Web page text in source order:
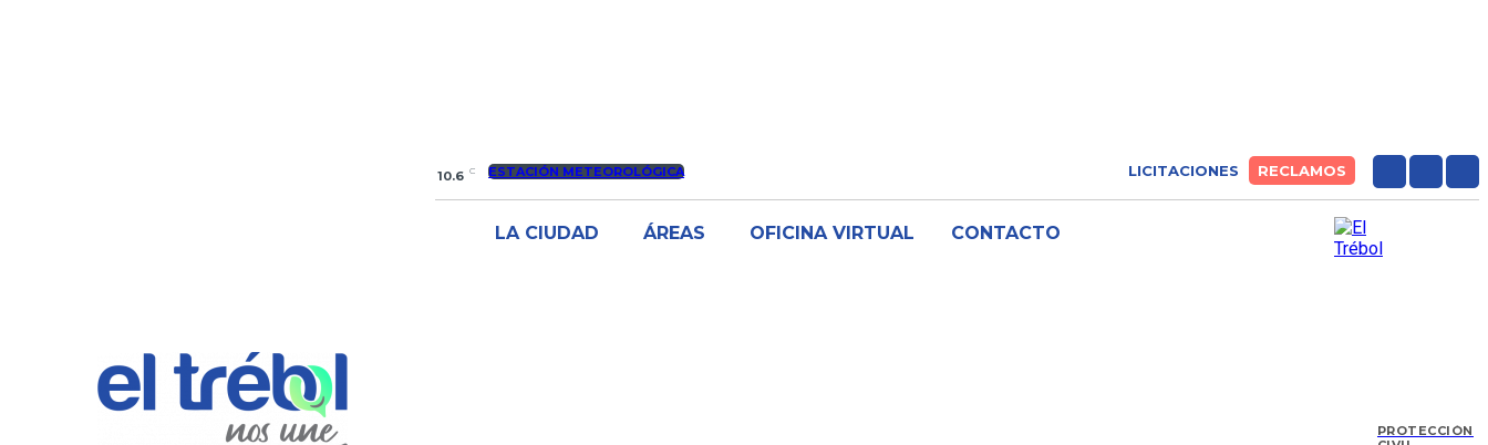
10.6 C ESTACIÓN METEOROLÓGICA LICITACIONES RECLAMOS
LA CIUDAD ÁREAS OFICINA VIRTUAL CONTACTO
PROTECCIÓN